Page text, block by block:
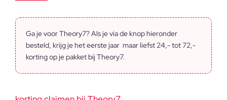
Ga je voor Theory7? Als je via de knop hieronder
besteld, krijg je het eerste jaar maar liefst 24,- tot 72,-
korting op je pakket bij Theory7.